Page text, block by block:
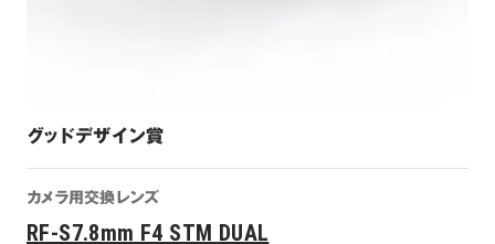
グッドデザイン賞
カメラ用交換レンズ
RF-S7.8mm F4 STM DUAL